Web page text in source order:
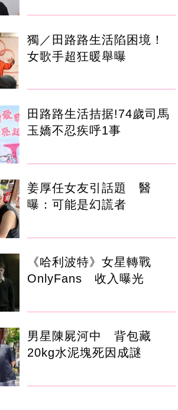
獨／田路路生活陷困境！
女歌手超狂暖舉曝
田路路生活拮据!74歲司馬
玉嬌不忍疾呼1事
姜厚任女友引話題 醫
曝：可能是幻謊者
《哈利波特》女星轉戰
OnlyFans 收入曝光
男星陳屍河中 背包藏
20kg水泥塊死因成謎